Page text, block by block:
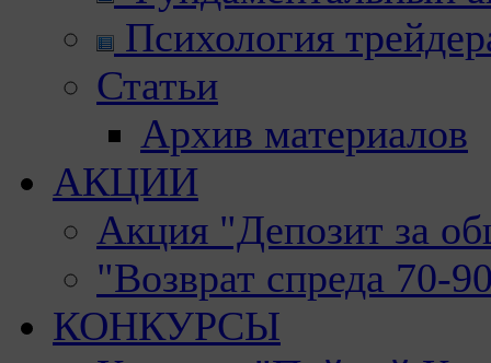
Психология
Статьи
Архив материалов
АКЦИИ
Акция "Депозит за
"Возврат спреда 70-
КОНКУРСЫ